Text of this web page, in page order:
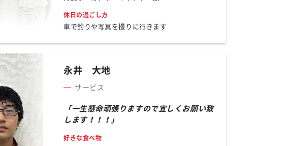
休日の過ごし方
車で釣りや写真を撮りに行きます
永井 大地
サービス
「一生懸命頑張りますので宜しくお願い致
します！！！」
好きな食べ物